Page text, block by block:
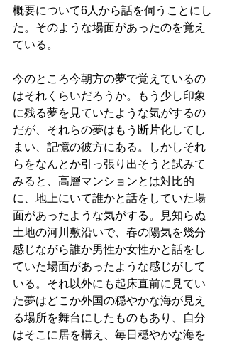
概要について6人から話を伺うことにし
た。そのような場面があったのを覚え
ている。
今のところ今朝方の夢で覚えているの
はそれくらいだろうか。もう少し印象
に残る夢を見ていたような気がするの
だが、それらの夢はもう断片化してし
まい、記憶の彼方にある。しかしそれ
らをなんとか引っ張り出そうと試みて
みると、高層マンションとは対比的
に、地上にいて誰かと話をしていた場
面があったような気がする。見知らぬ
土地の河川敷沿いで、春の陽気を幾分
感じながら誰か男性か女性かと話をし
ていた場面があったような感じがして
いる。それ以外にも起床直前に見てい
た夢はどこか外国の穏やかな海が見え
る場所を舞台にしたものもあり、自分
はそこに居を構え、毎日穏やかな海を